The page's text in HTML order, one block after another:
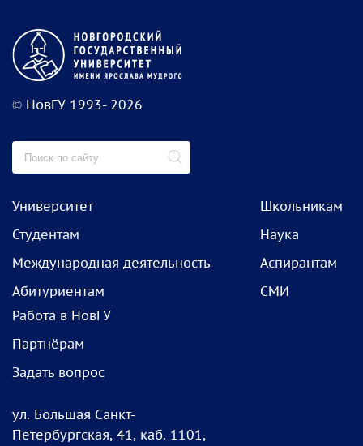
© НовГУ 1993- 2026
Университет
Студентам
Международная деятельность
Абитуриентам
Школьникам
Наука
Аспирантам
СМИ
Работа в НовГУ
Партнёрам
Задать вопрос
ул. Большая Санкт-
Петербургская, 41, каб. 1101,